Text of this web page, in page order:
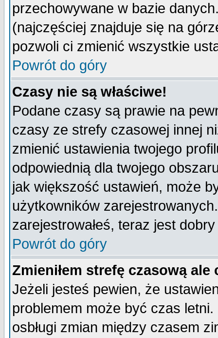
przechowywane w bazie
(najczęściej znajduje się na
pozwoli ci zmienić wszystkie
Powrót do góry
Czasy nie są właściwe!
Podane czasy są prawie na
czasy ze strefy czasowej innej
zmienić ustawienia twojego
odpowiednią dla twojego
jak większość ustawień, może
użytkowników
zarejestrowałeś, teraz jest
Powrót do góry
Zmieniłem strefę czasową
Jeżeli jesteś pewien, że
problemem może być czas
osbługi zmian między czasem